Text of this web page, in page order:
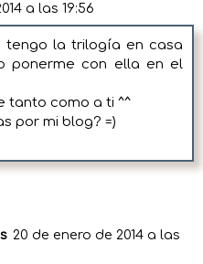
a las 19:56
tengo la trilogía en casa
ponerme con ella en el
tanto como a ti ^^
por mi blog? =)
20 de enero de 2014 a las